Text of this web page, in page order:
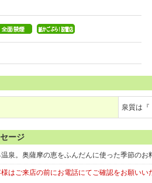
泉質は『
ージ
泉。奥薩摩の恵をふんだんに使った季節の
はご来店の前にお電話にてご確認をお願いい